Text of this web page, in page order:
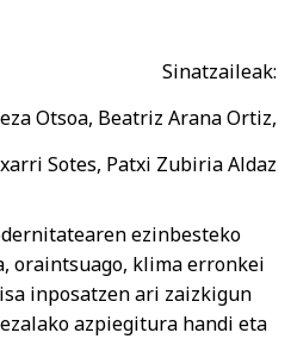
Sinatzaileak:
Otsoa, Beatriz Arana Ortiz,
Sotes, Patxi Zubiria Aldaz
ezinbesteko
oraintsuago, klima erronkei
inposatzen ari zaizkigun
azpiegitura handi eta